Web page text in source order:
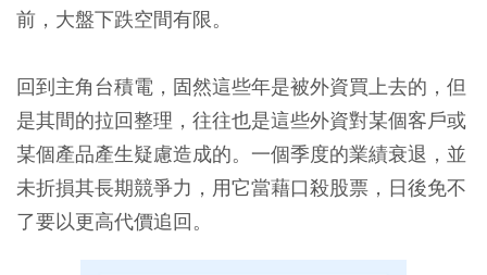
前，大盤下跌空間有限。
回到主角台積電，固然這些年是被外資買上去的，但
是其間的拉回整理，往往也是這些外資對某個客戶或
某個產品產生疑慮造成的。一個季度的業績衰退，並
未折損其長期競爭力，用它當藉口殺股票，日後免不
了要以更高代價追回。